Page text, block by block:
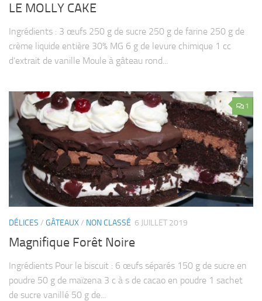
LE MOLLY CAKE
Ingrédients : 3 œufs 250 g de sucre 250 g de farine 250 g de
crème liquide entière 30% MG 6 g de levure chimique 1 cc
d’extrait de vanille Moule à gâteau rond...
1
DÉLICES / GÂTEAUX/ NON CLASSÉ 6 JUILLET 2019
Magnifique Forêt Noire
Ingrédients Pour le biscuit : 6 œufs séparés 150 g de sucre en
poudre 50 g de maïzena 3 c à s de cacao en poudre 1 sachet
de sucre vanillé 50 g de...